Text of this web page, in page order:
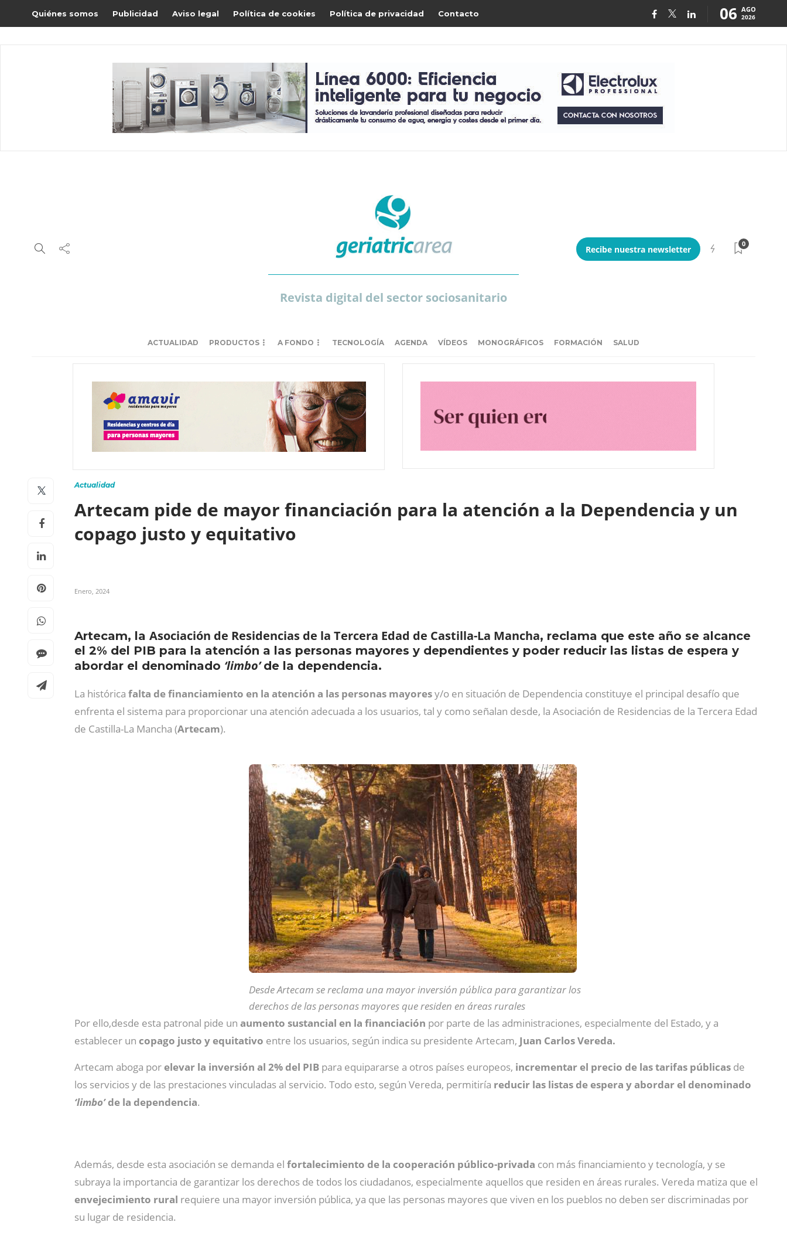
Quiénes somos Publicidad Aviso legal Política de cookies Política de privacidad Contacto 06 AGO
2026
Revista digital del sector sociosanitario
Recibe nuestra newsletter
0
ACTUALIDAD PRODUCTOS A FONDO TECNOLOGÍA AGENDA VÍDEOS MONOGRÁFICOS FORMACIÓN SALUD
Actualidad
Artecam pide de mayor financiación para la atención a la Dependencia y un
copago justo y equitativo
Enero, 2024
Artecam, la Asociación de Residencias de la Tercera Edad de Castilla-La Mancha, reclama que este año se alcance
el 2% del PIB para la atención a las personas mayores y dependientes y poder reducir las listas de espera y
abordar el denominado ‘limbo’de la dependencia.
La histórica falta de financiamiento en la atención a las personas mayoresy/o en situación de Dependencia constituye el principal desafío que
enfrenta el sistema para proporcionar una atención adecuada a los usuarios, tal y como señalan desde, la Asociación de Residencias de la Tercera Edad
de Castilla-La Mancha (Artecam).
Desde Artecam se reclama una mayor inversión pública para garantizar los
derechos de las personas mayores que residen en áreas rurales
Por ello,desde esta patronal pide un aumento sustancial en la financiación por parte de las administraciones, especialmente del Estado, y a
establecer un copago justo y equitativo entre los usuarios, según indica su presidente Artecam, Juan Carlos Vereda.
Artecam aboga porelevar la inversión al 2% del PIB para equipararse a otros países europeos, incrementar el precio de las tarifas públicas de
los servicios y de las prestaciones vinculadas al servicio. Todo esto, según Vereda, permitiría reducir las listas de espera y abordar el denominado
‘limbo’de la dependencia.
Además, desde esta asociación se demanda el fortalecimiento de la cooperación público-privada con más financiamiento y tecnología, y se
subraya la importancia de garantizar los derechos de todos los ciudadanos, especialmente aquellos que residen en áreas rurales. Vereda matiza que el
envejecimiento rural requiere una mayor inversión pública, ya que las personas mayores que viven en los pueblos no deben ser discriminadas por
su lugar de residencia.